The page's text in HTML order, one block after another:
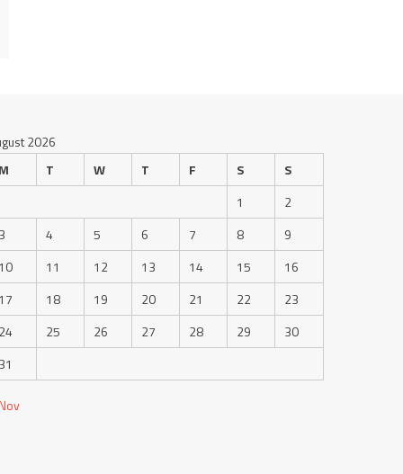
2026
T W T F S
S
1
2
4 5 6 7 8
9
11 12 13 14 15
16
18 19 20 21 22
23
25 26 27 28 29
30